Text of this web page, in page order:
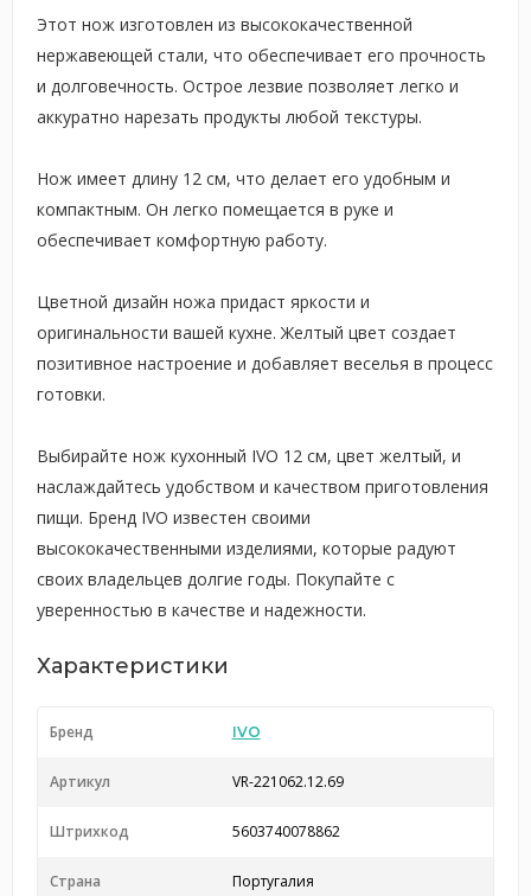
Этот нож изготовлен из высококачественной
нержавеющей стали, что обеспечивает его прочность
и долговечность. Острое лезвие позволяет легко и
аккуратно нарезать продукты любой текстуры.
Нож имеет длину 12 см, что делает его удобным и
компактным. Он легко помещается в руке и
обеспечивает комфортную работу.
Цветной дизайн ножа придаст яркости и
оригинальности вашей кухне. Желтый цвет создает
позитивное настроение и добавляет веселья в процесс
готовки.
Выбирайте нож кухонный IVO 12 см, цвет желтый, и
наслаждайтесь удобством и качеством приготовления
пищи. Бренд IVO известен своими
высококачественными изделиями, которые радуют
своих владельцев долгие годы. Покупайте с
уверенностью в качестве и надежности.
Характеристики
Бренд IVO
Артикул VR-221062.12.69
Штрихкод 5603740078862
Страна
Португалия